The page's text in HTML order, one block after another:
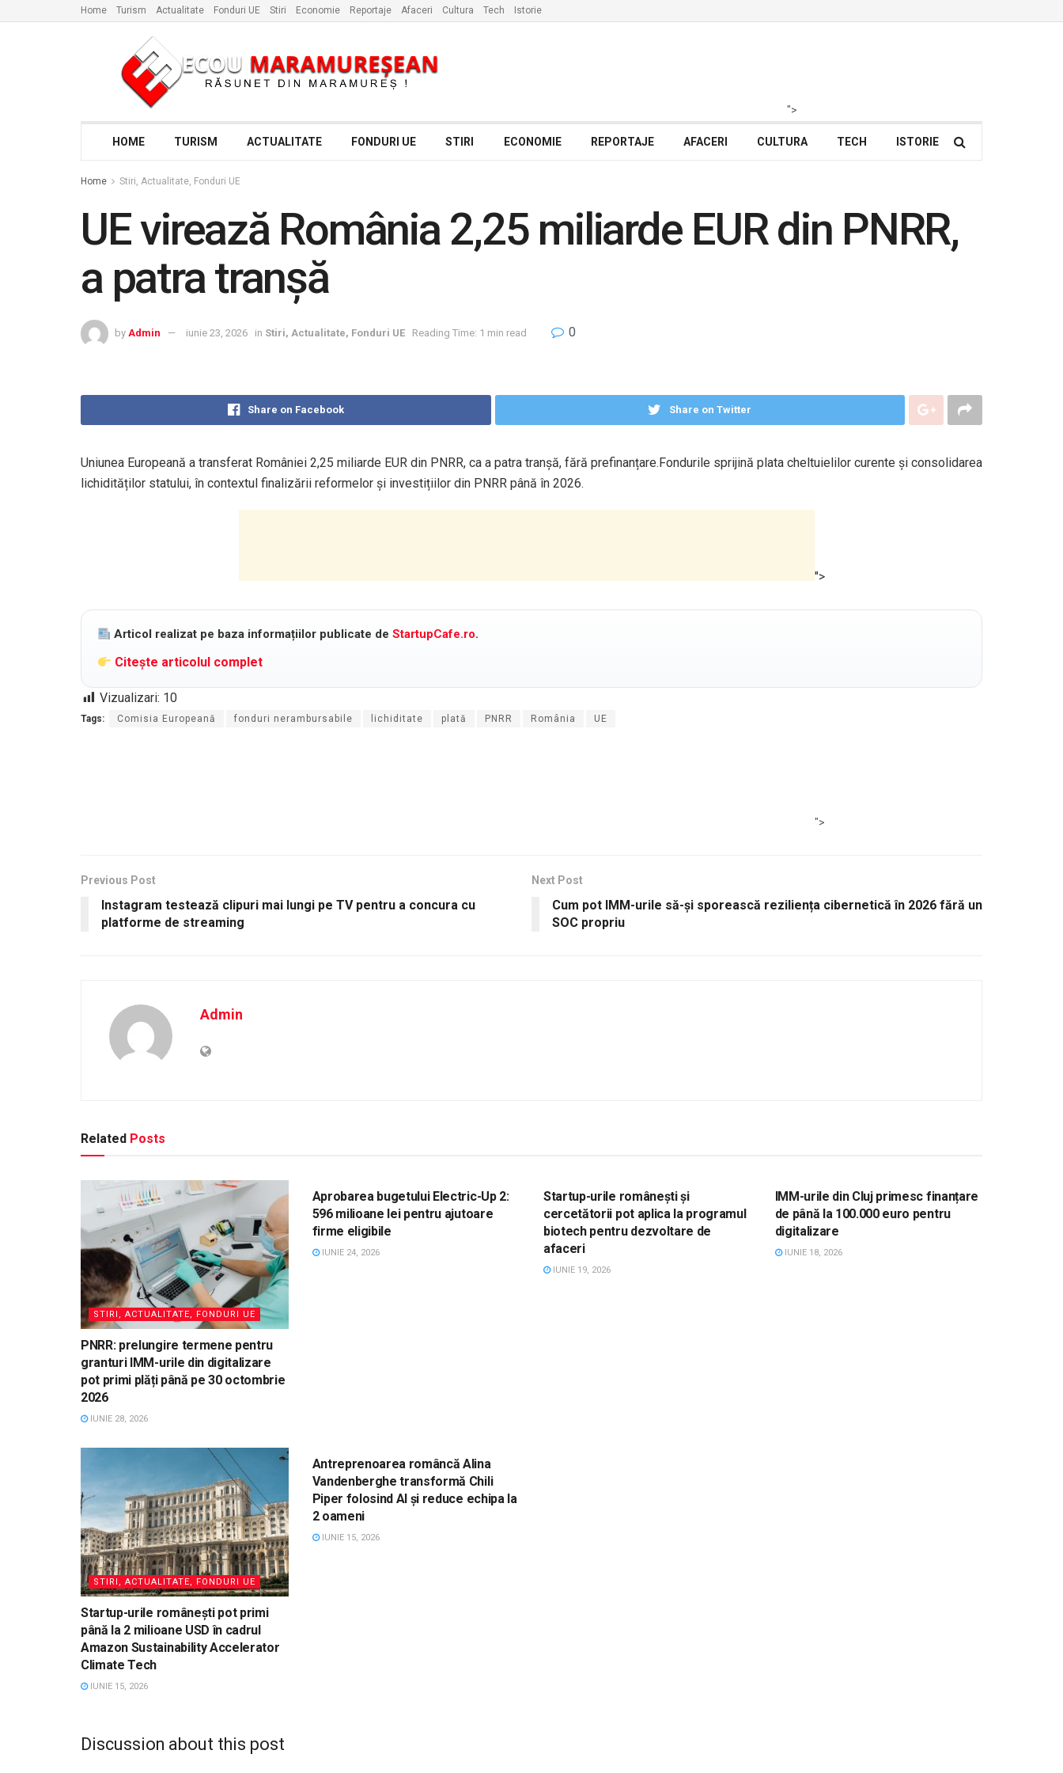
Home Turism Actualitate Fonduri UE Stiri Economie Reportaje Afaceri Cultura Tech Istorie
">
HOME TURISM ACTUALITATE FONDURI UE STIRI ECONOMIE REPORTAJE AFACERI CULTURA TECH ISTORIE
Home Stiri, Actualitate, Fonduri UE
UE virează România 2,25 miliarde EUR din PNRR,
a patra tranșă
by Admin iunie 23, 2026 in Stiri, Actualitate, Fonduri UE Reading Time: 1 min read 0
Share on Facebook Share on Twitter
Uniunea Europeană a transferat României 2,25 miliarde EUR din PNRR, ca a patra tranșă, fără prefinanțare.Fondurile sprijină plata cheltuielilor curente și consolidarea
lichidităților statului, în contextul finalizării reformelor și investițiilor din PNRR până în 2026.
">
Articol realizat pe baza informațiilor publicate deStartupCafe.ro.
Citește articolul complet
Vizualizari: 10
Tags: Comisia Europeană fonduri nerambursabile lichiditate plată PNRR România UE
">
Previous Post
Instagram testează clipuri mai lungi pe TV pentru a concura cu
platforme de streaming
Next Post
Cum pot IMM-urile să-și sporească reziliența cibernetică în 2026 fără un
SOC propriu
Admin
Related Posts
STIRI, ACTUALITATE, FONDURI UE
PNRR: prelungire termene pentru
granturi IMM-urile din digitalizare
pot primi plăți până pe 30 octombrie
2026
IUNIE 28, 2026
Aprobarea bugetului Electric-Up 2:
596 milioane lei pentru ajutoare
firme eligibile
IUNIE 24, 2026
Startup-urile românești și
cercetătorii pot aplica la programul
biotech pentru dezvoltare de
afaceri
IUNIE 19, 2026
IMM-urile din Cluj primesc finanțare
de până la 100.000 euro pentru
digitalizare
IUNIE 18, 2026
STIRI, ACTUALITATE, FONDURI UE
Startup-urile românești pot primi
până la 2 milioane USD în cadrul
Amazon Sustainability Accelerator
Climate Tech
IUNIE 15, 2026
Antreprenoarea româncă Alina
Vandenberghe transformă Chili
Piper folosind AI și reduce echipa la
2 oameni
IUNIE 15, 2026
Discussion about this post